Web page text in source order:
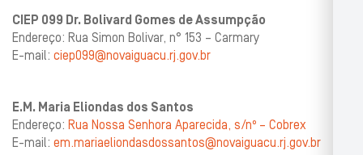
CIEP 099 Dr. Bolivard Gomes de Assumpção
Endereço: Rua Simon Bolivar, n° 153 – Carmary
E-mail: ciep099@novaiguacu.rj.gov.br
E.M. Maria Eliondas dos Santos
Endereço: Rua Nossa Senhora Aparecida, s/nº – Cobrex
E-mail: em.mariaeliondasdossantos@novaiguacu.rj.gov.br